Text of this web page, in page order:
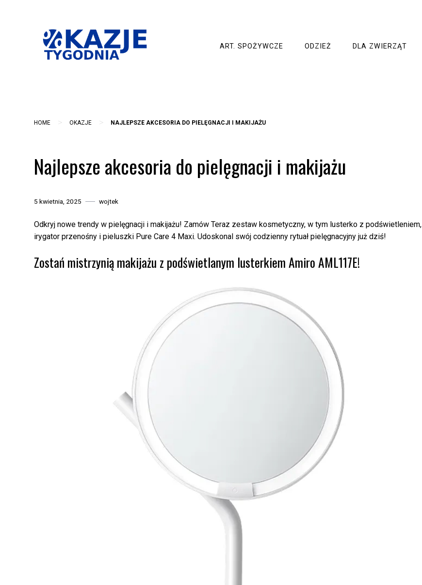
ART. SPOŻYWCZE ODZIEŻ DLA ZWIERZĄT
HOME > OKAZJE > NAJLEPSZE AKCESORIA DO PIELĘGNACJI I MAKIJAŻU
Najlepsze akcesoria do pielęgnacji i makijażu
5 kwietnia, 2025 wojtek
Odkryj nowe trendy w pielęgnacji i makijażu! Zamów Teraz zestaw kosmetyczny, w tym lusterko z podświetleniem,
irygator przenośny i pieluszki Pure Care 4 Maxi. Udoskonal swój codzienny rytuał pielęgnacyjny już dziś!
Zostań mistrzynią makijażu z podświetlanym lusterkiem Amiro AML117E!